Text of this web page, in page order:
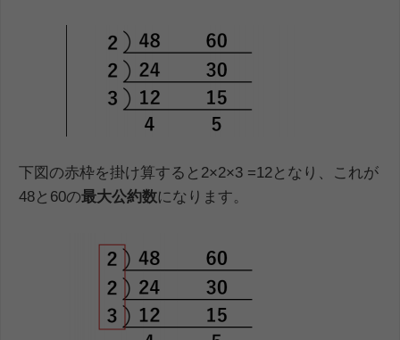
下図の赤枠を掛け算すると2×2×3 =12となり、これが
48と60の最大公約数になります。